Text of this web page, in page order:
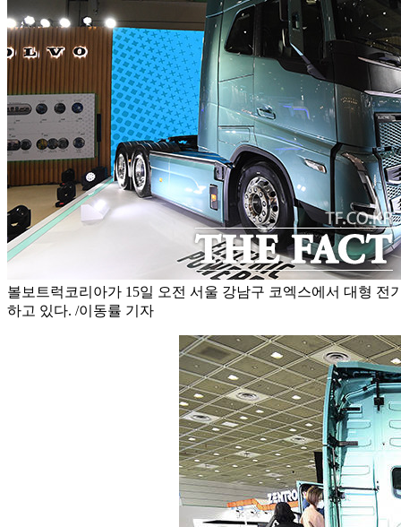
볼보트럭코리아가 15일 오전 서울 강남구 코엑스에서 대형 전
하고 있다. /이동률 기자